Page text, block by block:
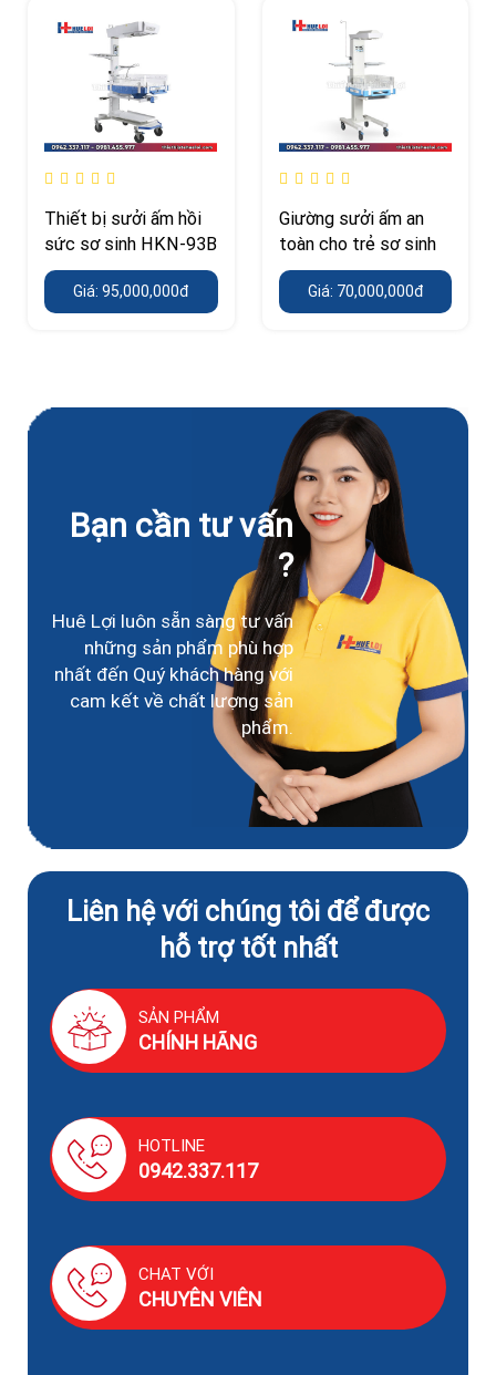
Thiết bị sưởi ấm hồi
sức sơ sinh HKN-93B
Giá: 95,000,000đ
Giường sưởi ấm an
toàn cho trẻ sơ sinh
Giá: 70,000,000đ
Bạn cần tư vấn
?
Huê Lợi luôn sẵn sàng tư vấn
những sản phẩm phù hợp
nhất đến Quý khách hàng với
cam kết về chất lượng sản
phẩm.
Liên hệ với chúng tôi để được
hỗ trợ tốt nhất
SẢN PHẨM
CHÍNH HÃNG
HOTLINE
0942.337.117
CHAT VỚI
CHUYÊN VIÊN